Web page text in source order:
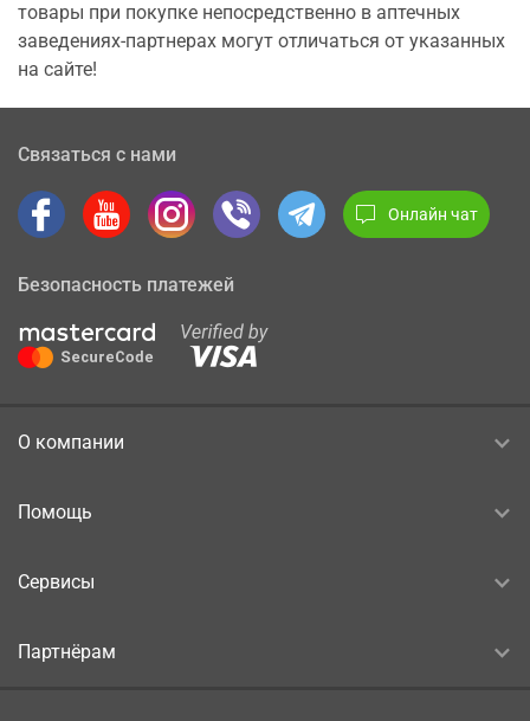
товары при покупке непосредственно в аптечных
заведениях-партнерах могут отличаться от указанных
на сайте!
Связаться с нами
Онлайн чат
Безопасность платежей
О компании
Помощь
Сервисы
Партнёрам